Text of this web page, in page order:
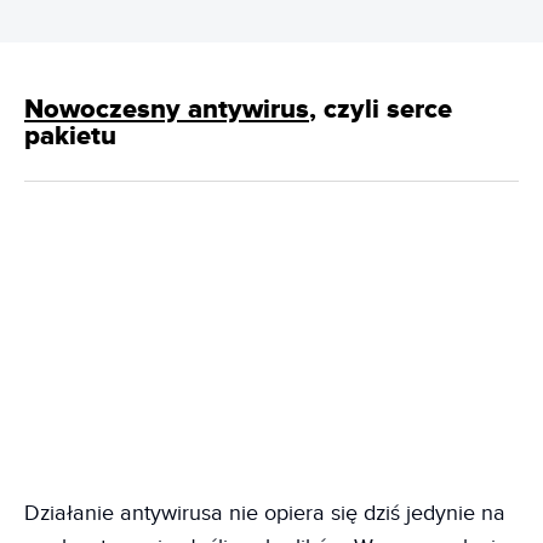
Nowoczesny antywirus, czyli serce
pakietu
Działanie antywirusa nie opiera się dziś jedynie na